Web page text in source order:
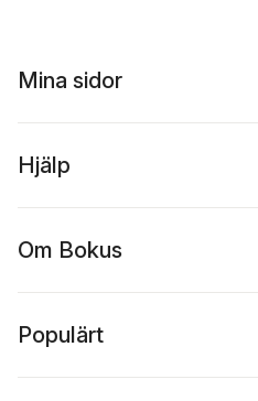
Mina sidor
Hjälp
Om Bokus
Populärt